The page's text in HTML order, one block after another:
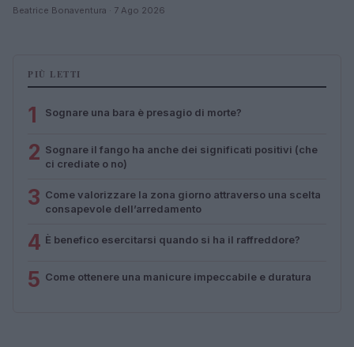
Beatrice Bonaventura · 7 Ago 2026
PIÙ LETTI
1 Sognare una bara è presagio di morte?
2 Sognare il fango ha anche dei significati positivi (che
ci crediate o no)
3 Come valorizzare la zona giorno attraverso una scelta
consapevole dell’arredamento
4 È benefico esercitarsi quando si ha il raffreddore?
5 Come ottenere una manicure impeccabile e duratura